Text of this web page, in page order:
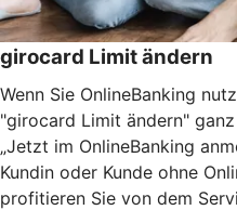
girocard Limit ändern
Wenn Sie OnlineBanking
"girocard Limit ändern"
„Jetzt im OnlineBanking
Kundin oder Kunde ohne
profitieren Sie von dem